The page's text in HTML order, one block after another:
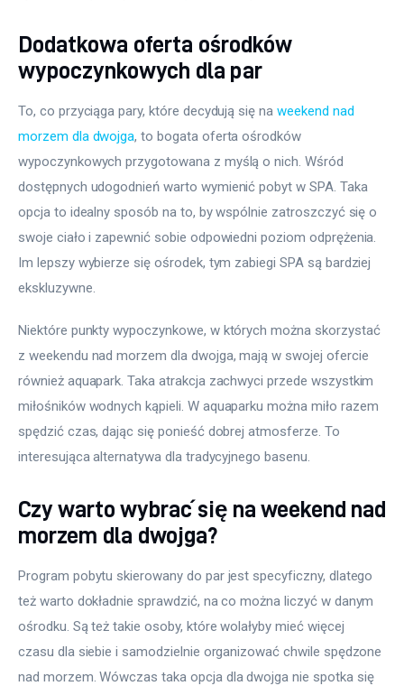
Dodatkowa oferta ośrodków
wypoczynkowych dla par
To, co przyciąga pary, które decydują się na weekend nad
morzem dla dwojga, to bogata oferta ośrodków
wypoczynkowych przygotowana z myślą o nich. Wśród
dostępnych udogodnień warto wymienić pobyt w SPA. Taka
opcja to idealny sposób na to, by wspólnie zatroszczyć się o
swoje ciało i zapewnić sobie odpowiedni poziom odprężenia.
Im lepszy wybierze się ośrodek, tym zabiegi SPA są bardziej
ekskluzywne.
Niektóre punkty wypoczynkowe, w których można skorzystać
z weekendu nad morzem dla dwojga, mają w swojej ofercie
również aquapark. Taka atrakcja zachwyci przede wszystkim
miłośników wodnych kąpieli. W aquaparku można miło razem
spędzić czas, dając się ponieść dobrej atmosferze. To
interesująca alternatywa dla tradycyjnego basenu.
Czy warto wybrać się na weekend nad
morzem dla dwojga?
Program pobytu skierowany do par jest specyficzny, dlatego
też warto dokładnie sprawdzić, na co można liczyć w danym
ośrodku. Są też takie osoby, które wolałyby mieć więcej
czasu dla siebie i samodzielnie organizować chwile spędzone
nad morzem. Wówczas taka opcja dla dwojga nie spotka się